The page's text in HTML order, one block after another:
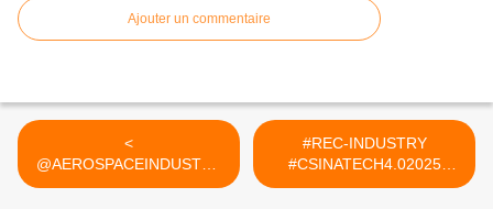
Ajouter un commentaire
<
@AEROSPACEINDUSTRY
(Q.388162) #CSINATECH
#REC-INDUSTRY
#CSINATECH4.02025
#CIRTtech-YouTube >